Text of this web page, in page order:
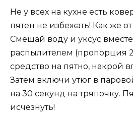
Не у всех на кухне есть
пятен не избежать! Как же
Смешай воду и уксус
распылителем (пропорция
средство на пятно, накрой
Затем включи утюг в
на 30 секунд на тряпочку.
исчезнуть!